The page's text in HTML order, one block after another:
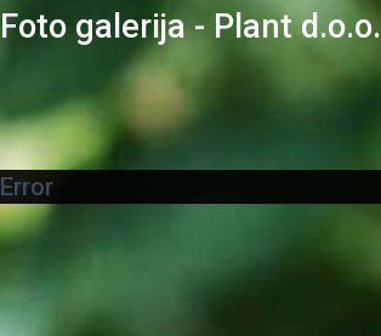
Foto galerija - Plant d.o.o.
Error